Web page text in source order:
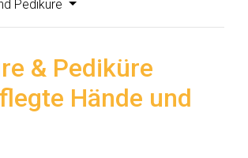
Pediküre
& Pediküre
Hände und